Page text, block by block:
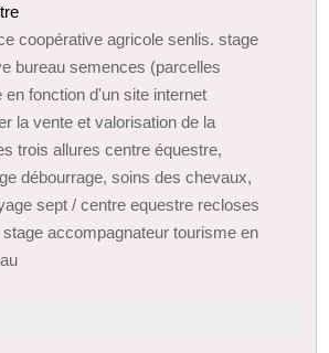
coopérative agricole senlis. stage
bureau semences (parcelles
fonction d'un site internet
la vente et valorisation de la
trois allures centre équestre,
débourrage, soins des chevaux,
sept / centre equestre recloses
accompagnateur tourisme en